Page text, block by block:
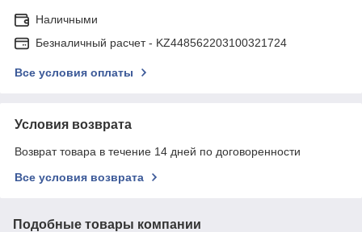
Наличными
Безналичный расчет - KZ448562203100321724
Все условия оплаты
Условия возврата
Возврат товара в течение 14 дней по договоренности
Все условия возврата
Подобные товары компании